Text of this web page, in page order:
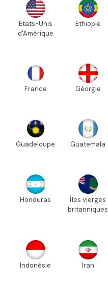
Etats-Unis
d'Amérique
Ethiopie
France Géorgie
Guadeloupe Guatemala
Honduras
Îles vierges
britanniques
Indonésie Iran